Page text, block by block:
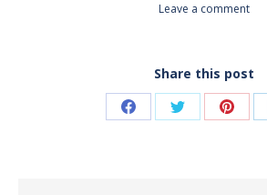
Leave a comment
Share this post
Share Share Share